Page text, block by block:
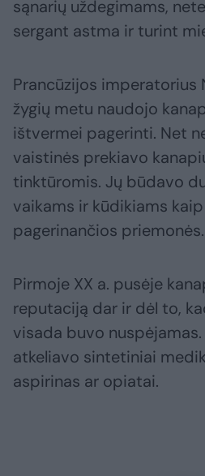
sąnarių uždegimams,
sergant astma ir turint
Prancūzijos imperatorius
žygių metu naudojo
ištvermei pagerinti. Net
vaistinės prekiavo
tinktūromis. Jų būdavo
vaikams ir kūdikiams
pagerinančios priemonės.
Pirmoje XX a. pusėje
reputaciją dar ir dėl to,
visada buvo nuspėjamas.
atkeliavo sintetiniai
aspirinas ar opiatai.